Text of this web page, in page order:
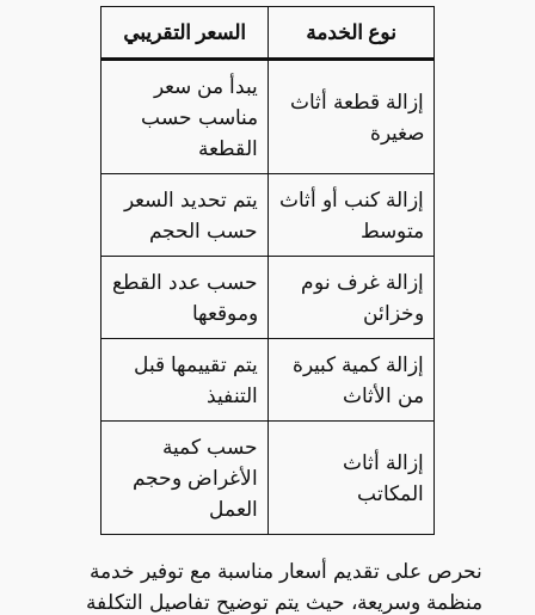
نوع الخدمة السعر التقريبي
إزالة قطعة أثاث
صغيرة
يبدأ من سعر
مناسب حسب
القطعة
إزالة كنب أو أثاث
متوسط
يتم تحديد السعر
حسب الحجم
إزالة غرف نوم
وخزائن
حسب عدد القطع
وموقعها
إزالة كمية كبيرة
من الأثاث
يتم تقييمها قبل
التنفيذ
إزالة أثاث
المكاتب
حسب كمية
الأغراض وحجم
العمل
نحرص على تقديم أسعار مناسبة مع توفير خدمة
منظمة وسريعة، حيث يتم توضيح تفاصيل التكلفة